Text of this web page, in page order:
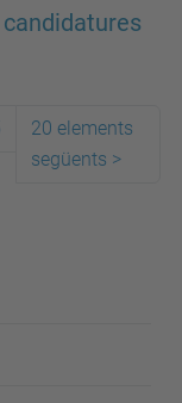
20 elements
següents >